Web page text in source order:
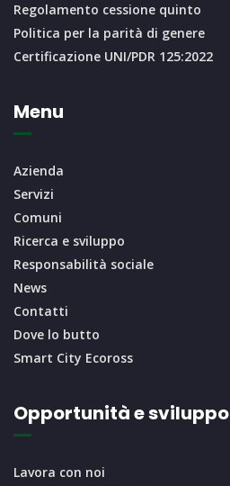
Regolamento cessione quinto
Politica per la parità di genere
Certificazione UNI/PDR 125:2022
Menu
Azienda
Servizi
Comuni
Ricerca e sviluppo
Responsabilità sociale
News
Contatti
Dove lo butto
Smart City Ecoross
Opportunità e sviluppo
Lavora con noi